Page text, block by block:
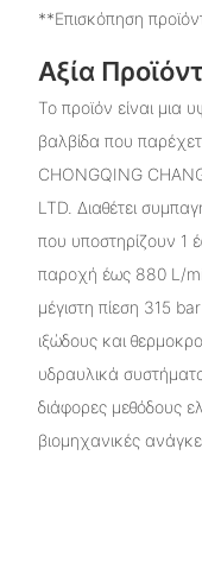
**Επισκόπηση
Αξία
Το προϊόν είναι μια
βαλβίδα που
CHONGQING
LTD. Διαθέτει
που υποστηρίζουν 1
παροχή έως 880 L/
μέγιστη πίεση 315
ιξώδους και
υδραυλικά
διάφορες μεθόδους
βιομηχανικές